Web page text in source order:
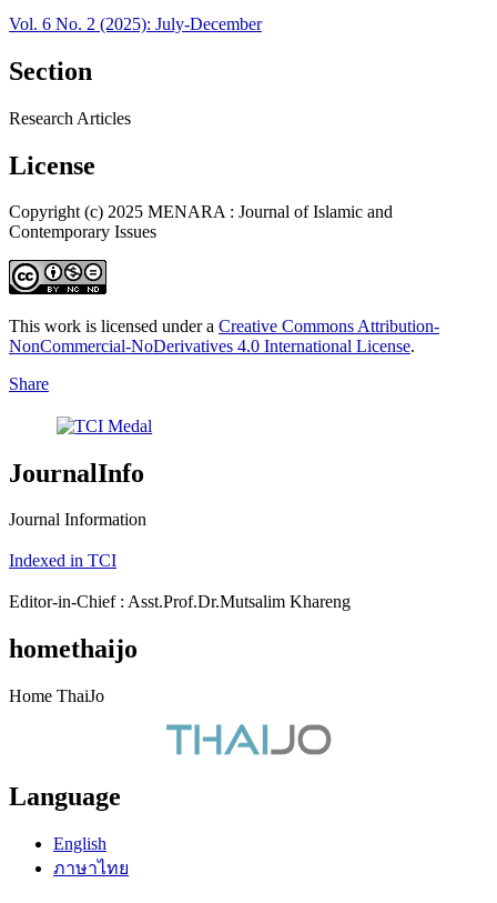
Vol. 6 No. 2 (2025): July-December
Section
Research Articles
License
Copyright (c) 2025 MENARA : Journal of Islamic and
Contemporary Issues
This work is licensed under a Creative Commons Attribution-
NonCommercial-NoDerivatives 4.0 International License.
Share
JournalInfo
Journal Information
Indexed in TCI
Editor-in-Chief : Asst.Prof.Dr.Mutsalim Khareng
homethaijo
Home ThaiJo
Language
English
ภาษาไทย